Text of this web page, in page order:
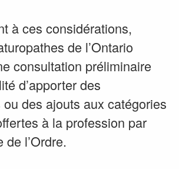
à ces considérations,
de l’Ontario
consultation préliminaire
d’apporter des
des ajouts aux catégories
à la profession par
de l’Ordre.